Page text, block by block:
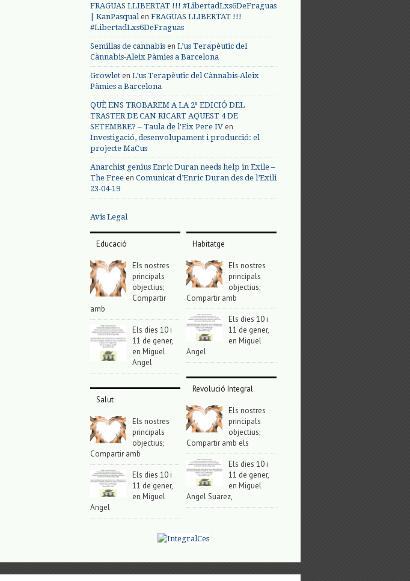
FRAGUAS LLIBERTAT !!! #LibertadLxs6DeFraguas
| KanPasqualen FRAGUAS LLIBERTAT !!!
#LibertadLxs6DeFraguas
Semillas de cannabis en L’us Terapèutic del
Cànnabis-Aleix Pàmies a Barcelona
Growlet en L’us Terapèutic del Cànnabis-Aleix
Pàmies a Barcelona
QUÈ ENS TROBAREM A LA 2ª EDICIÓ DEL
TRASTER DE CAN RICART AQUEST 4 DE
SETEMBRE? – Taula de l'Eix Pere IV en
Investigació, desenvolupament i producció: el
projecte MaCus
Anarchist genius Enric Duran needs help in Exile –
The Free en Comunicat d’Enric Duran des de l’Exili
23-04-19
Avis Legal
Educació
Els nostres
principals
objectius;
Compartir
amb
Els dies 10 i
11 de gener,
en Miguel
Angel
Salut
Els nostres
principals
objectius;
Compartir amb
Els dies 10 i
11 de gener,
en Miguel
Angel
Habitatge
Els nostres
principals
objectius;
Compartir amb
Els dies 10 i
11 de gener,
en Miguel
Angel
Revolució Integral
Els nostres
principals
objectius;
Compartir amb els
Els dies 10 i
11 de gener,
en Miguel
Angel Suarez,